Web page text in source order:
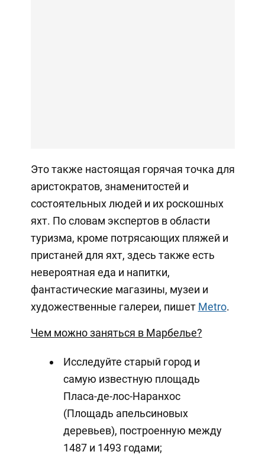
Это также настоящая горячая точка для
аристократов, знаменитостей и
состоятельных людей и их роскошных
яхт. По словам экспертов в области
туризма, кроме потрясающих пляжей и
пристаней для яхт, здесь также есть
невероятная еда и напитки,
фантастические магазины, музеи и
художественные галереи, пишет Metro.
Чем можно заняться в Марбелье?
Исследуйте старый город и
самую известную площадь
Пласа-де-лос-Наранхос
(Площадь апельсиновых
деревьев), построенную между
1487 и 1493 годами;